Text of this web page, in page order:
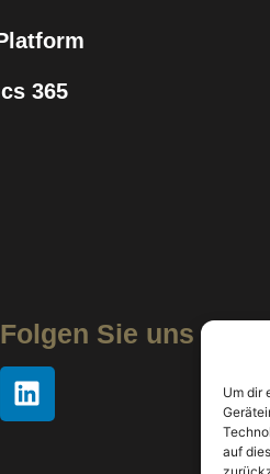
Um dir
auf
365
Folgen Sie uns